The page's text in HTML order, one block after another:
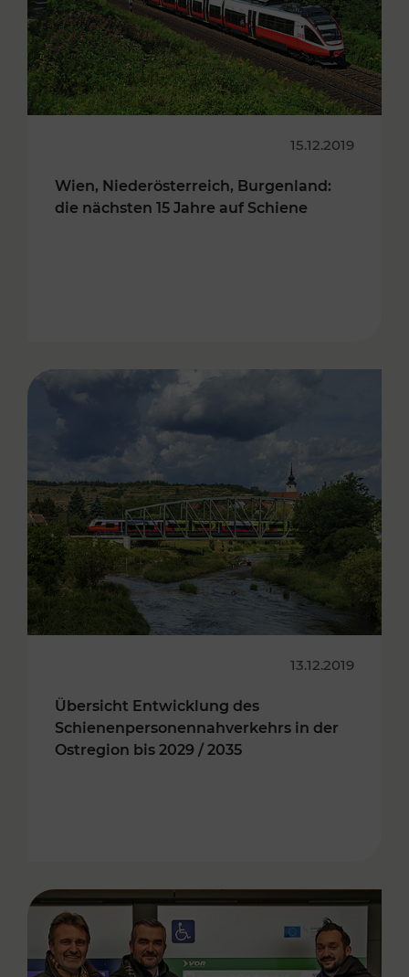
15.12.2019
Wien, Niederösterreich, Burgenland:
die nächsten 15 Jahre auf Schiene
13.12.2019
Übersicht Entwicklung des
Schienenpersonennahverkehrs in der
Ostregion bis 2029 / 2035